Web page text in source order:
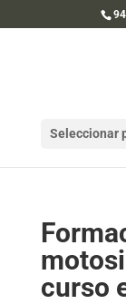
Seleccionar
curso